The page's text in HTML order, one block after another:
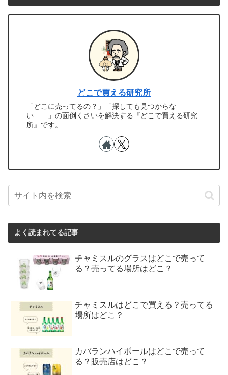
どこで買える研究所
「どこに売ってるの？」「探しても見つからな
い……」の面倒くさいを解決する『どこで買える研究
所』です。
よく読まれてる記事
チャミスルのグラスはどこで売って
る？売ってる場所はどこ？
チャミスルはどこで買える？売ってる
場所はどこ？
カバランハイボールはどこで売って
る？販売店はどこ？